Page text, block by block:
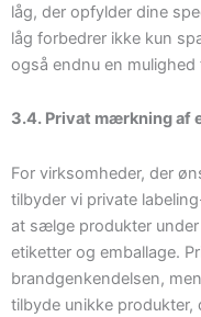
låg, der opfylder dine
låg forbedrer ikke kun
også endnu en
3.4. Privat mærkning af
For virksomheder, der
tilbyder vi private
at sælge produkter
etiketter og emballage.
brandgenkendelsen,
tilbyde unikke produkter,